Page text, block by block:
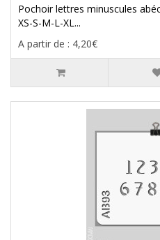
Pochoir lettres minuscules
XS-S-M-L-XL...
A partir de : 4,20€